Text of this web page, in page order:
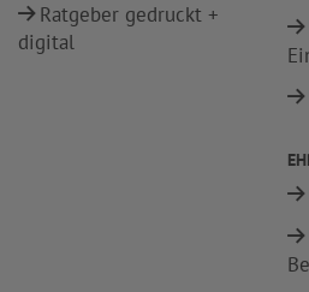
Ratgeber gedruckt +
digital